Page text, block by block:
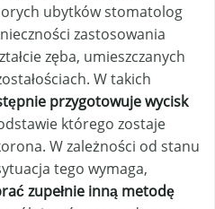
ubytków stomatolog
zastosowania
zęba, umieszczanych
W takich
przygotowuje wycisk
którego zostaje
W zależności od stanu
tego wymaga,
zupełnie inną metodę